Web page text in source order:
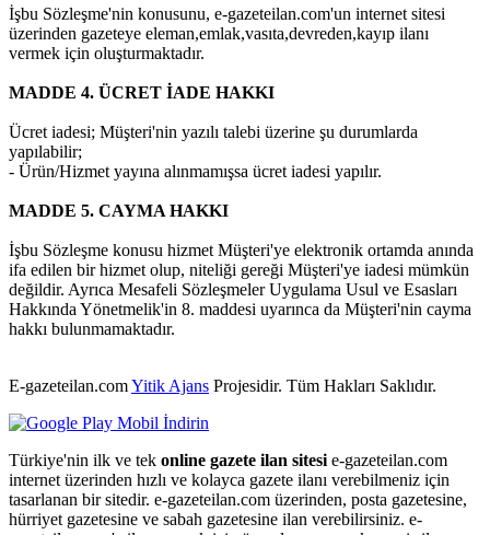
İşbu Sözleşme'nin konusunu, e-gazeteilan.com'un internet sitesi
üzerinden gazeteye eleman,emlak,vasıta,devreden,kayıp ilanı
vermek için oluşturmaktadır.
MADDE 4. ÜCRET İADE HAKKI
Ücret iadesi; Müşteri'nin yazılı talebi üzerine şu durumlarda
yapılabilir;
- Ürün/Hizmet yayına alınmamışsa ücret iadesi yapılır.
MADDE 5. CAYMA HAKKI
İşbu Sözleşme konusu hizmet Müşteri'ye elektronik ortamda anında
ifa edilen bir hizmet olup, niteliği gereği Müşteri'ye iadesi mümkün
değildir. Ayrıca Mesafeli Sözleşmeler Uygulama Usul ve Esasları
Hakkında Yönetmelik'in 8. maddesi uyarınca da Müşteri'nin cayma
hakkı bulunmamaktadır.
E-gazeteilan.comYitik Ajans Projesidir. Tüm Hakları Saklıdır.
Türkiye'nin ilk ve tek online gazete ilan sitesi e-gazeteilan.com
internet üzerinden hızlı ve kolayca gazete ilanı verebilmeniz için
tasarlanan bir sitedir. e-gazeteilan.com üzerinden, posta gazetesine,
hürriyet gazetesine ve sabah gazetesine ilan verebilirsiniz. e-